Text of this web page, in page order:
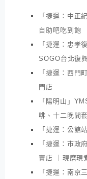
「捷運：中正
自助吧吃到飽
「捷運：忠孝
SOGO台北復
「捷運：西門
門店
「陽明山」
啡、十二晚間
「捷運：公館
「捷運：市政
賣店 ｜現磨現
「捷運：南京